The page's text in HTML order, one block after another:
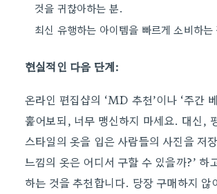
것을 귀찮아하는 분.
최신 유행하는 아이템을 빠르게 소비하
현실적인 다음 단계:
온라인 편집샵의 ‘MD 추천’이나 ‘주간
훑어보되, 너무 맹신하지 마세요. 대신,
스타일의 옷을 입은 사람들의 사진을 저
느낌의 옷은 어디서 구할 수 있을까?’ 하
하는 것을 추천합니다. 당장 구매하지 않